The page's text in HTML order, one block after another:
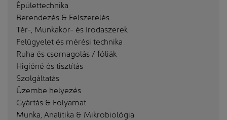
Épülettechnika
Berendezés & Felszerelés
Tér-, Munkakör- és Irodaszerek
Felügyelet és mérési technika
Ruha és csomagolás / fóliák
Higiéné és tisztítás
Szolgáltatás
Üzembe helyezés
Gyártás & Folyamat
Munka, Analitika & Mikrobiológia